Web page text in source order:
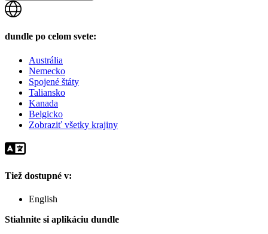
dundle po celom svete:
Austrália
Nemecko
Spojené štáty
Taliansko
Kanada
Belgicko
Zobraziť všetky krajiny
Tiež dostupné v:
English
Stiahnite si aplikáciu dundle